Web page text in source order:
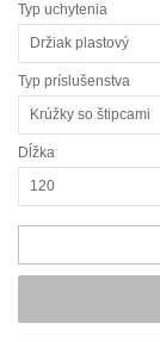
Typ uchytenia
Držiak plastový
Typ príslušenstva
Krúžky so štipcami
Dĺžka
120